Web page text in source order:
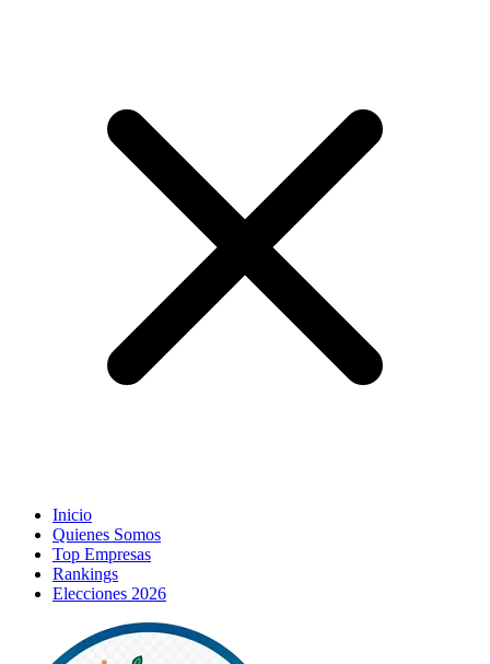
Inicio
Quienes Somos
Top Empresas
Rankings
Elecciones 2026